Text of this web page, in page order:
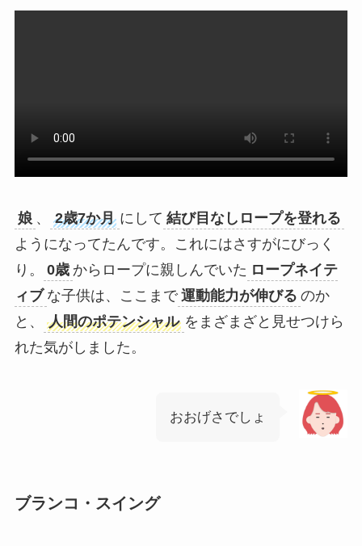
娘 、 2歳7か月 にして 結び目なしロープを登れる
ようになってたんです。これにはさすがにびっく
り。
0歳 からロープに親しんでいた ロープネイテ
ィブ な子供は、ここまで 運動能力が伸びる のか
と、
人間のポテンシャル をまざまざと見せつけら
れた気がしました。
おおげさでしょ
ブランコ・スイング